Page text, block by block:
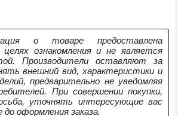
о товаре предоставлена
ознакомления и не является
Производители оставляют за
внешний вид, характеристики и
предварительно не уведомляя
При совершении покупки,
уточнять интересующие вас
до оформления заказа.